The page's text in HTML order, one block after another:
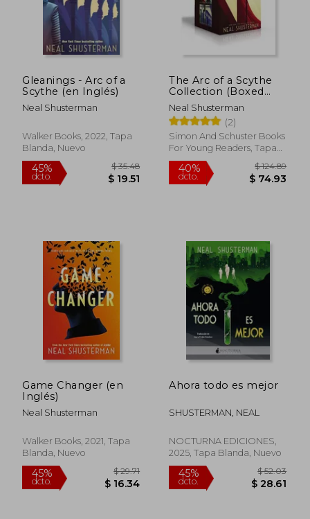
45% 45%
dcto.
Gleanings - Arc of a
Scythe (en Inglés)
Neal Shusterman
Walker Books, 2022, Tapa
Blanda, Nuevo
The Arc of a Scythe
Collection (Boxed
Set): Scythe;
Thunderhead; The
Toll; Gleanings (en
Inglés)
Neal Shusterman
(2)
Simon And Schuster Books
For Young Readers, Tapa
Dura, Nuevo
Game Changer (en
Inglés)
Neal Shusterman
Walker Books, 2021, Tapa
Blanda, Nuevo
Ahora todo es mejor
SHUSTERMAN, NEAL
NOCTURNA EDICIONES,
2025, Tapa Blanda, Nuevo